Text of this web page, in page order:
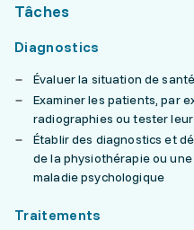
Tâches
Diagnostics
Évaluer la situation de
Examiner les patients, par
radiographies ou tester
Établir des diagnostics et
de la physiothérapie ou
maladie psychologique
Traitements